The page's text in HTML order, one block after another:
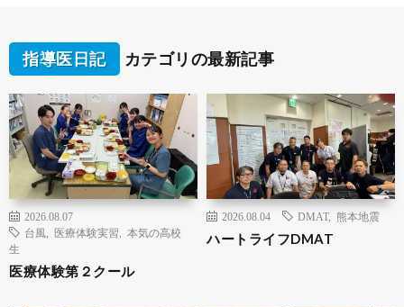
指導医日記 カテゴリの最新記事
2026.08.07
台風
医療体験実習
本気の高校
生
医療体験第２クール
2026.08.04 DMAT, 熊本地震
ハートライフDMAT